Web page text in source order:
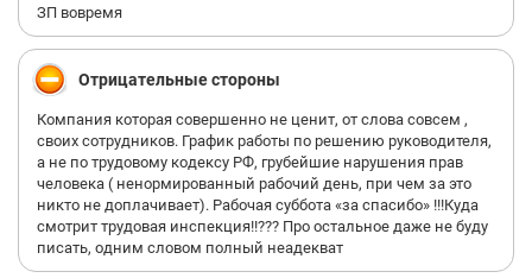
ЗП вовремя
Отрицательные стороны
Компания которая совершенно не ценит, от слова совсем ,
своих сотрудников. График работы по решению руководителя,
а не по трудовому кодексу РФ, грубейшие нарушения прав
человека ( ненормированный рабочий день, при чем за это
никто не доплачивает). Рабочая суббота «за спасибо» !!!Куда
смотрит трудовая инспекция!!??? Про остальное даже не буду
писать, одним словом полный неадекват